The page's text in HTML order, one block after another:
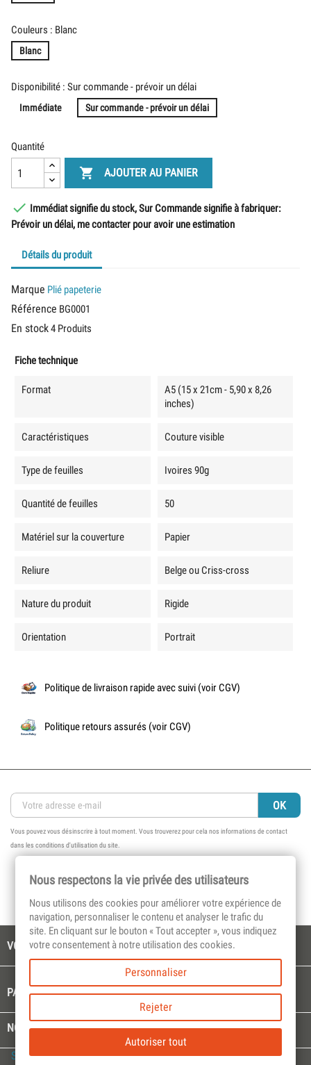
Couleurs : Blanc
Blanc
Disponibilité : Sur commande - prévoir un délai
Immédiate Sur commande - prévoir un délai
Quantité
 AJOUTER AU PANIER
 Immédiat signifie du stock, Sur Commande signifie à fabriquer:
Prévoir un délai, me contacter pour avoir une estimation
Détails du produit
Marque Plié papeterie
Référence BG0001
En stock4 Produits
Fiche technique
Format
A5 (15 x 21cm - 5,90 x 8,26
inches)
Caractéristiques Couture visible
Type de feuilles Ivoires 90g
Quantité de feuilles 50
Matériel sur la couverture Papier
Reliure Belge ou Criss-cross
Nature du produit Rigide
Orientation Portrait
Politique de livraison rapide avec suivi (voir CGV)
Politique retours assurés (voir CGV)
Vous pouvez vous désinscrire à tout moment. Vous trouverez pour cela nos informations de contact
dans les conditions d'utilisation du site.
VOTRE COMPTE
PAGES CULTES 
NOTRE SOCIÉTÉ 
Select Language▼
Nous respectons la vie privée des utilisateurs
Nous utilisons des cookies pour améliorer votre expérience de
navigation, personnaliser le contenu et analyser le trafic du
site. En cliquant sur le bouton « Tout accepter », vous indiquez
votre consentement à notre utilisation des cookies.
Personnaliser
Rejeter
Autoriser tout